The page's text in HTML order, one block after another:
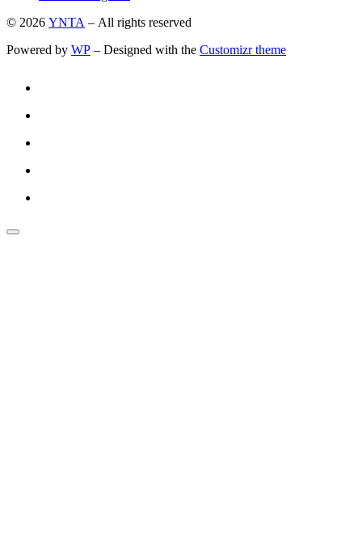
© 2026 YNTA – All rights reserved
Powered by WP – Designed with the Customizr theme